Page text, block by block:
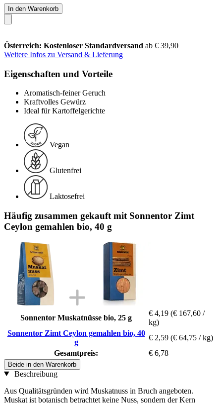
In den Warenkorb
Österreich: Kostenloser Standardversand ab € 39,90
Weitere Infos zu Versand & Lieferung
Eigenschaften und Vorteile
Aromatisch-feiner Geruch
Kraftvolles Gewürz
Ideal für Kartoffelgerichte
Vegan
Glutenfrei
Laktosefrei
Häufig zusammen gekauft mit Sonnentor Zimt
Ceylon gemahlen bio, 40 g
Sonnentor Muskatnüsse bio, 25 g
€ 4,19 (€ 167,60 /
kg)
Sonnentor Zimt Ceylon gemahlen bio, 40
g
€ 2,59 (€ 64,75 / kg)
Gesamtpreis:
€ 6,78
Beide in den Warenkorb
Beschreibung
Aus Qualitätsgründen wird Muskatnuss in Bruch angeboten.
Muskat ist botanisch betrachtet keine Nuss, sondern der Kern